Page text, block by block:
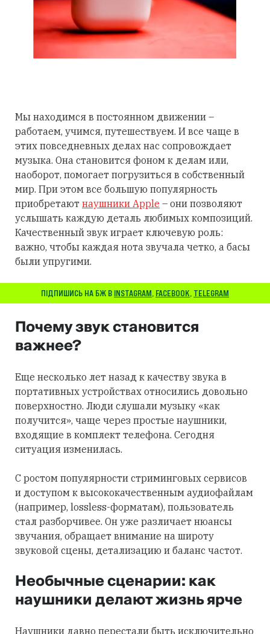
Мы находимся в постоянном движении –
работаем, учимся, путешествуем. И все чаще в
этих повседневных делах нас сопровождает
музыка. Она становится фоном к делам или,
наоборот, помогает погрузиться в собственный
мир. При этом все большую популярность
приобретают наушники Apple – они позволяют
услышать каждую деталь любимых композиций.
Качественный звук играет ключевую роль:
важно, чтобы каждая нота звучала четко, а басы
были упругими.
ПІДПИШИСЬ НА БЖ В INSTAGRAM, FACEBOOK, TELEGRAM
Почему звук становится
важнее?
Еще несколько лет назад к качеству звука в
портативных устройствах относились довольно
поверхностно. Люди слушали музыку «как
получится», чаще через простые наушники,
входящие в комплект телефона. Сегодня
ситуация изменилась.
С ростом популярности стриминговых сервисов
и доступом к высококачественным аудиофайлам
(например, lossless-форматам), пользователь
стал разборчивее. Он уже различает нюансы
звучания, обращает внимание на широту
звуковой сцены, детализацию и баланс частот.
Необычные сценарии: как
наушники делают жизнь ярче
Наушники давно перестали быть исключительно